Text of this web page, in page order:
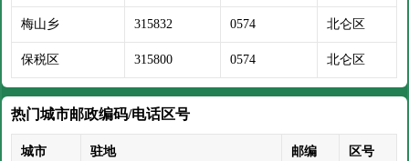
梅山乡 315832 0574 北仑区
保税区 315800 0574 北仑区
热门城市邮政编码/电话区号
城市 驻地 邮编 区号